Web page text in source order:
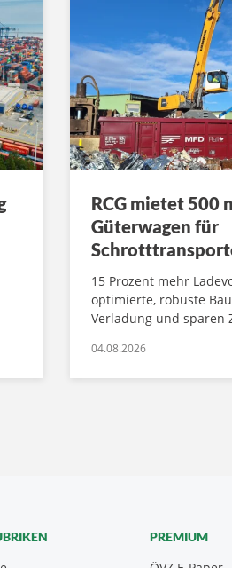
RCG mietet 500
Güterwagen für
15 Prozent mehr
optimierte, robuste
Verladung und sparen
04.08.2026
PREMIUM